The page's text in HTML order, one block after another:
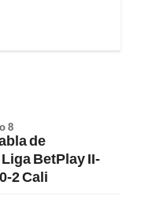
8
de
BetPlay II-
2 Cali